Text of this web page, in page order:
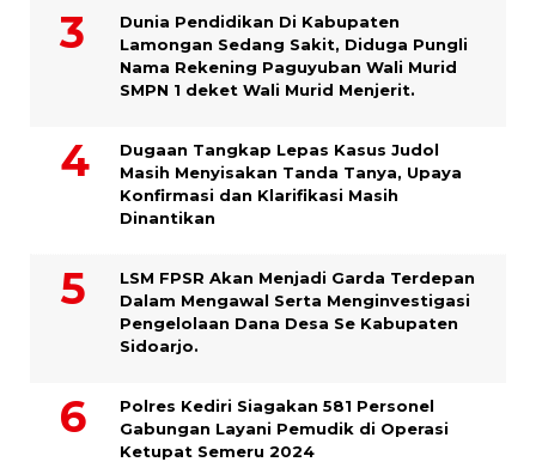
Dunia Pendidikan Di Kabupaten
Lamongan Sedang Sakit, Diduga Pungli
Nama Rekening Paguyuban Wali Murid
SMPN 1 deket Wali Murid Menjerit.
Dugaan Tangkap Lepas Kasus Judol
Masih Menyisakan Tanda Tanya, Upaya
Konfirmasi dan Klarifikasi Masih
Dinantikan
LSM FPSR Akan Menjadi Garda Terdepan
Dalam Mengawal Serta Menginvestigasi
Pengelolaan Dana Desa Se Kabupaten
Sidoarjo.
Polres Kediri Siagakan 581 Personel
Gabungan Layani Pemudik di Operasi
Ketupat Semeru 2024